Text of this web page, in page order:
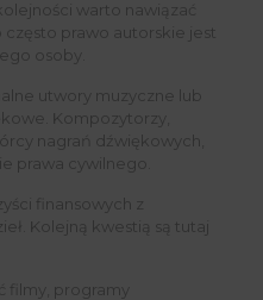
warto nawiązać
prawo autorskie jest
osoby.
utwory muzyczne lub
Kompozytorzy,
nagrań dźwiękowych,
prawa cywilnego.
finansowych z
Kolejną kwestią są tutaj
programy